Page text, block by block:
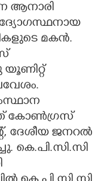
ആനാരി
മകൻ.
കോൺഗ്രസ്
ദേശീയ ജനറൽ
കെ.പി.സി.സി